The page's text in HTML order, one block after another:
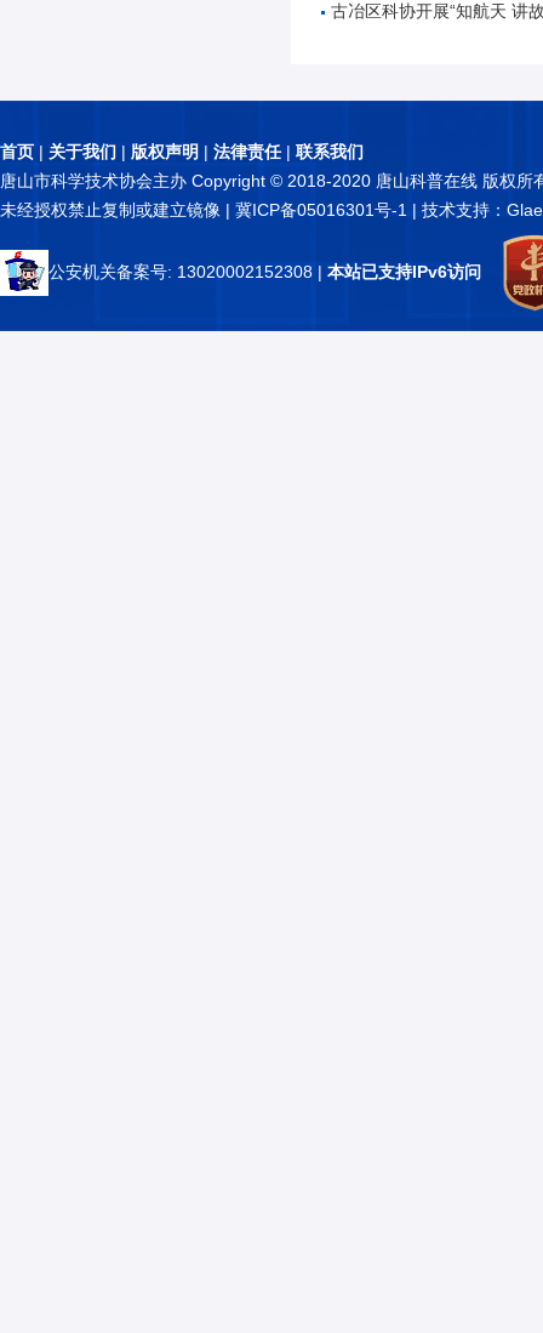
古冶区科协开展“知航天 讲故事 逐星辰——中国
首页 | 关于我们 | 版权声明 | 法律责任| 联系我们
唐山市科学技术协会主办 Copyright © 2018-2020 唐山科普在线 版权所
未经授权禁止复制或建立镜像 | 冀ICP备05016301号-1 | 技术支持：
公安机关备案号: 13020002152308 | 本站已支持IPv6访问